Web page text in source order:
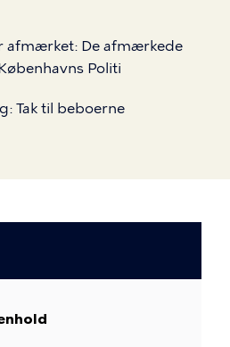
afmærket: De afmærkede
Politi
Tak til beboerne